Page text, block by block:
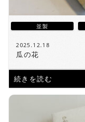
並製
2025.12.18
瓜の花
続きを読む